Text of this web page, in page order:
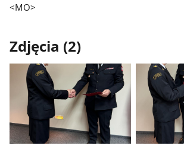
<MO>
Zdjęcia (2)